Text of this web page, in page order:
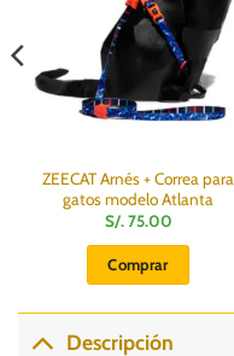
ZEECAT Arnés + Correa para
gatos modelo Atlanta
S/.75.00
Comprar
Descripción